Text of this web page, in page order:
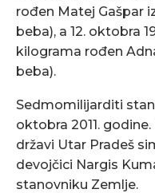
rođen Matej Gašpar
beba), a 12. oktobra
kilograma rođen
beba).
Sedmomilijarditi
oktobra 2011.
državi Utar Pradeš
devojčici Nargis
stanovniku Zemlje.